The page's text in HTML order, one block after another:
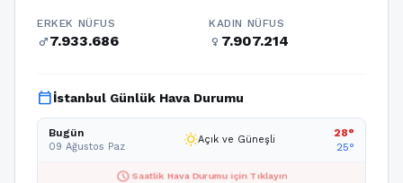
ERKEK NÜFUS
male7.933.686
KADIN NÜFUS
female 7.907.214
calendar_todayİstanbul Günlük Hava Durumu
Bugün
09 Ağustos Paz wb_sunnyAçık ve Güneşli
28°
25°
schedule Saatlik Hava Durumu için Tıklayın